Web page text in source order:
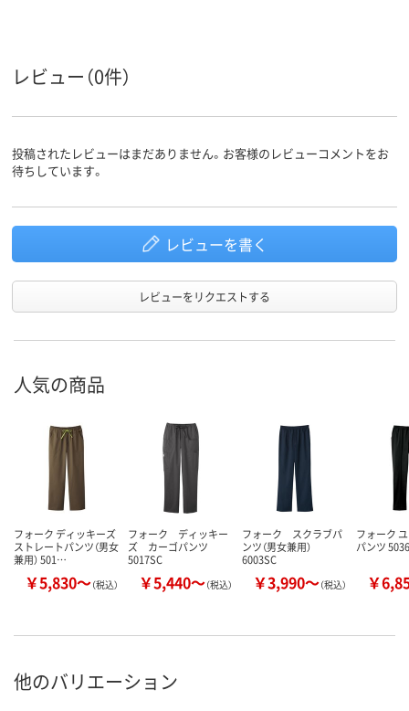
レビュー（0件）
投稿されたレビューはまだありません。お客様のレビューコメントをお
待ちしています。
レビューを書く
レビューをリクエストする
人気の商品
フォーク ディッキーズ
ストレートパンツ（男女
兼用） 501…
￥5,830～（税込）
フォーク ディッキー
ズ カーゴパンツ
5017SC
￥5,440～（税込）
フォーク スクラブパ
ンツ（男女兼用）
6003SC
￥3,990～（税込）
フォーク
パンツ
￥
他のバリエーション